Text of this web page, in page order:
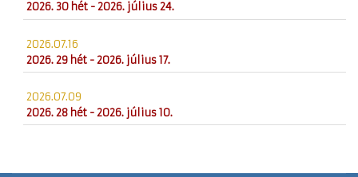
2026. 30 hét - 2026. július 24.
2026.07.16
2026. 29 hét - 2026. július 17.
2026.07.09
2026. 28 hét - 2026. július 10.